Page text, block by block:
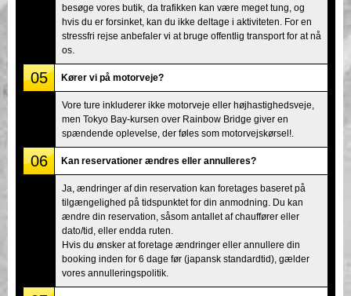
besøge vores butik, da trafikken kan være meget tung, og
hvis du er forsinket, kan du ikke deltage i aktiviteten. For en
stressfri rejse anbefaler vi at bruge offentlig transport for at nå
os.
05 Kører vi på motorveje?
Vore ture inkluderer ikke motorveje eller højhastighedsveje,
men Tokyo Bay-kursen over Rainbow Bridge giver en
spændende oplevelse, der føles som motorvejskørsel!.
06 Kan reservationer ændres eller annulleres?
Ja, ændringer af din reservation kan foretages baseret på
tilgængelighed på tidspunktet for din anmodning. Du kan
ændre din reservation, såsom antallet af chauffører eller
dato/tid, eller endda ruten.
Hvis du ønsker at foretage ændringer eller annullere din
booking inden for 6 dage før (japansk standardtid), gælder
vores annulleringspolitik.